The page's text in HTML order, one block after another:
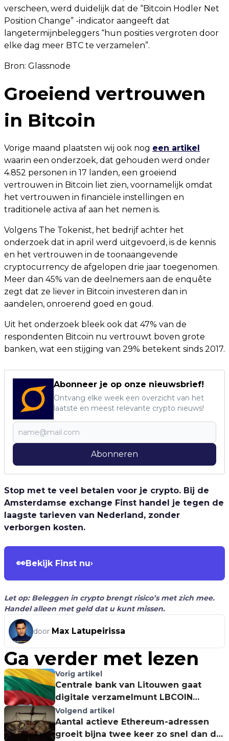
verscheen, werd duidelijk dat de “Bitcoin Hodler Net
Position Change” -indicator aangeeft dat
langetermijnbeleggers “hun posities vergroten door
elke dag meer BTC te verzamelen”.
Bron: Glassnode
Groeiend vertrouwen
in Bitcoin
Vorige maand plaatsten wij ook nog een artikel
waarin een onderzoek, dat gehouden werd onder
4.852 personen in 17 landen, een groeiend
vertrouwen in Bitcoin liet zien, voornamelijk omdat
het vertrouwen in financiële instellingen en
traditionele activa af aan het nemen is.
Volgens The Tokenist, het bedrijf achter het
onderzoek dat in april werd uitgevoerd, is de kennis
en het vertrouwen in de toonaangevende
cryptocurrency de afgelopen drie jaar toegenomen.
Meer dan 45% van de deelnemers aan de enquête
zegt dat ze liever in Bitcoin investeren dan in
aandelen, onroerend goed en goud.
Uit het onderzoek bleek ook dat 47% van de
respondenten Bitcoin nu vertrouwt boven grote
banken, wat een stijging van 29% betekent sinds 2017.
Abonneer je op onze nieuwsbrief!
Ontvang elke week een overzicht van het
laatste en meest relevante crypto nieuws!
Abonneren
Stop met te veel betalen voor je crypto. Bij de
Amsterdamse exchange Finst handel je tegen de
laagste tarieven van Nederland, zonder
verborgen kosten.
👀Bekijk Finst nu›
Let op: Beleggen in crypto brengt risico’s met zich mee.
Handel alleen met geld dat u kunt missen.
door Max Latupeirissa
Ga verder met lezen
Vorig artikel
Centrale bank van Litouwen gaat
digitale verzamelmunt LBCOIN
uitgeven op NEM-blockchain
Volgend artikel
Aantal actieve Ethereum-adressen
groeit bijna twee keer zo snel dan die